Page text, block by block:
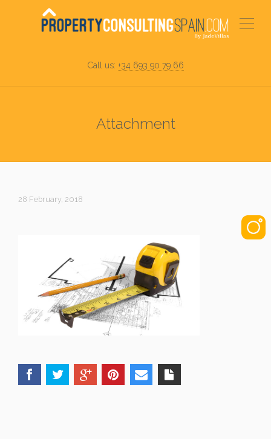
Call us: +34 693 90 79 66
Attachment
28 February, 2018